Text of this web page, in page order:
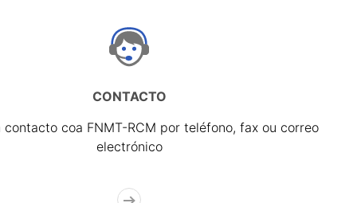
CONTACTO
contacto coa FNMT-RCM por teléfono, fax ou correo
electrónico